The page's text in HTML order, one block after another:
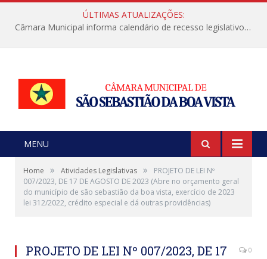
ÚLTIMAS ATUALIZAÇÕES:
Câmara Municipal informa calendário de recesso legislativo de julho
MENU
Home » Atividades Legislativas »
PROJETO DE LEI Nº
007/2023, DE 17 DE AGOSTO DE 2023 (Abre no orçamento geral
do município de são sebastião da boa vista, exercício de 2023
lei 312/2022, crédito especial e dá outras providências)
PROJETO DE LEI Nº 007/2023, DE 17
0